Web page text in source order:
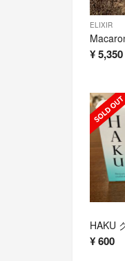
ELIXIR
¥5,350
¥600